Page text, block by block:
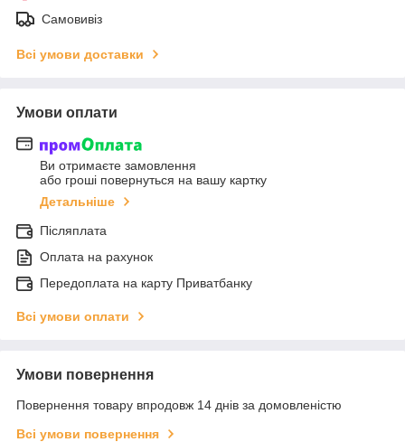
Самовивіз
Всі умови доставки
Умови оплати
Ви отримаєте замовлення
або гроші повернуться на вашу картку
Детальніше
Післяплата
Оплата на рахунок
Передоплата на карту Приватбанку
Всі умови оплати
Умови повернення
Повернення товару впродовж 14 днів за домовленістю
Всі умови повернення